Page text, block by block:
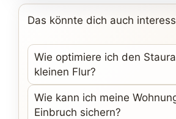
Das könnte dich auch
Wie optimiere ich den
kleinen Flur?
Wie kann ich meine
Einbruch sichern?